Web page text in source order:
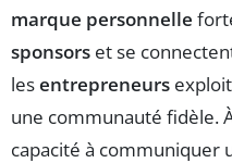
marque personnelle
sponsors et se
lesentrepreneurs
une communauté fidèle.
capacité à communiquer